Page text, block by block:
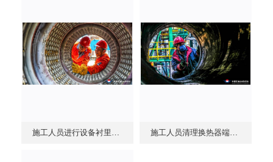
施工人员进行设备衬里龟甲网焊接 施工人员清理换热器端口密封